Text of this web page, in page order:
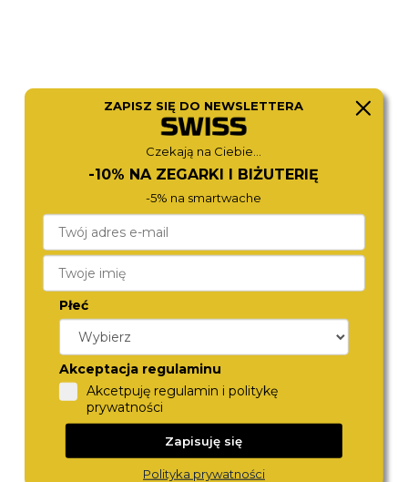
1 570,-
MICHAEL KORS
ZAPISZ SIĘ DO NEWSLETTERA
Czekają na Ciebie...
-10% NA ZEGARKI I BIŻUTERIĘ
-5% na smartwache
Płeć
Akceptacja regulaminu
Akcetpuję regulamin i politykę
prywatności
Zapisuję się
Polityka prywatności